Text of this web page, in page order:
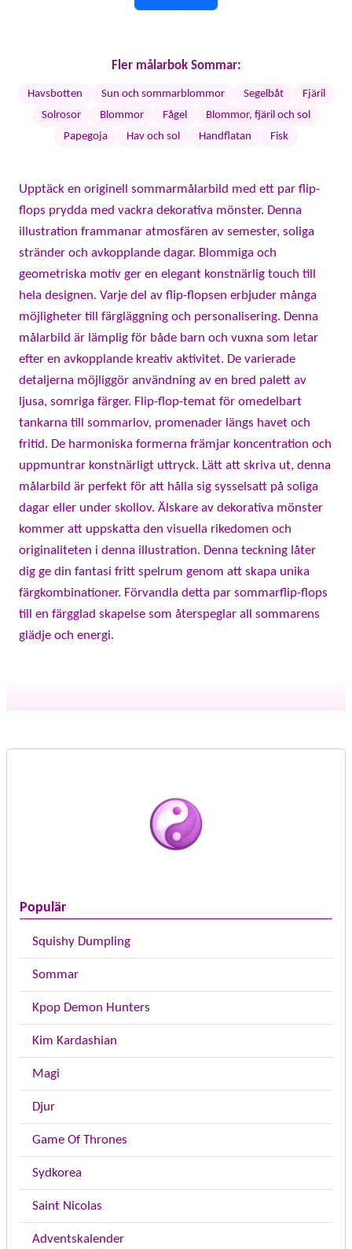
Populär
Squishy Dumpling
Sommar
Kpop Demon Hunters
Kim Kardashian
Magi
Djur
Game Of Thrones
Sydkorea
Saint Nicolas
Adventskalender
Fler målarbok Sommar:
Havsbotten Sun och sommarblommor Segelbåt
Fjäril
Solrosor
Blommor Fågel
Blommor, fjäril och sol
Papegoja
Hav och sol Handflatan Fisk
Upptäck en originell sommarmålarbild med ett par flip-
flops prydda med vackra dekorativa mönster. Denna
illustration frammanar atmosfären av semester, soliga
stränder och avkopplande dagar. Blommiga och
geometriska motiv ger en elegant konstnärlig touch till
hela designen. Varje del av flip-flopsen erbjuder många
möjligheter till färgläggning och personalisering. Denna
målarbild är lämplig för både barn och vuxna som letar
efter en avkopplande kreativ aktivitet. De varierade
detaljerna möjliggör användning av en bred palett av
ljusa, somriga färger. Flip-flop-temat för omedelbart
tankarna till sommarlov, promenader längs havet och
fritid. De harmoniska formerna främjar koncentration och
uppmuntrar konstnärligt uttryck. Lätt att skriva ut, denna
målarbild är perfekt för att hålla sig sysselsatt på soliga
dagar eller under skollov. Älskare av dekorativa mönster
kommer att uppskatta den visuella rikedomen och
originaliteten i denna illustration. Denna teckning låter
dig ge din fantasi fritt spelrum genom att skapa unika
färgkombinationer. Förvandla detta par sommarflip-flops
till en färgglad skapelse som återspeglar all sommarens
glädje och energi.